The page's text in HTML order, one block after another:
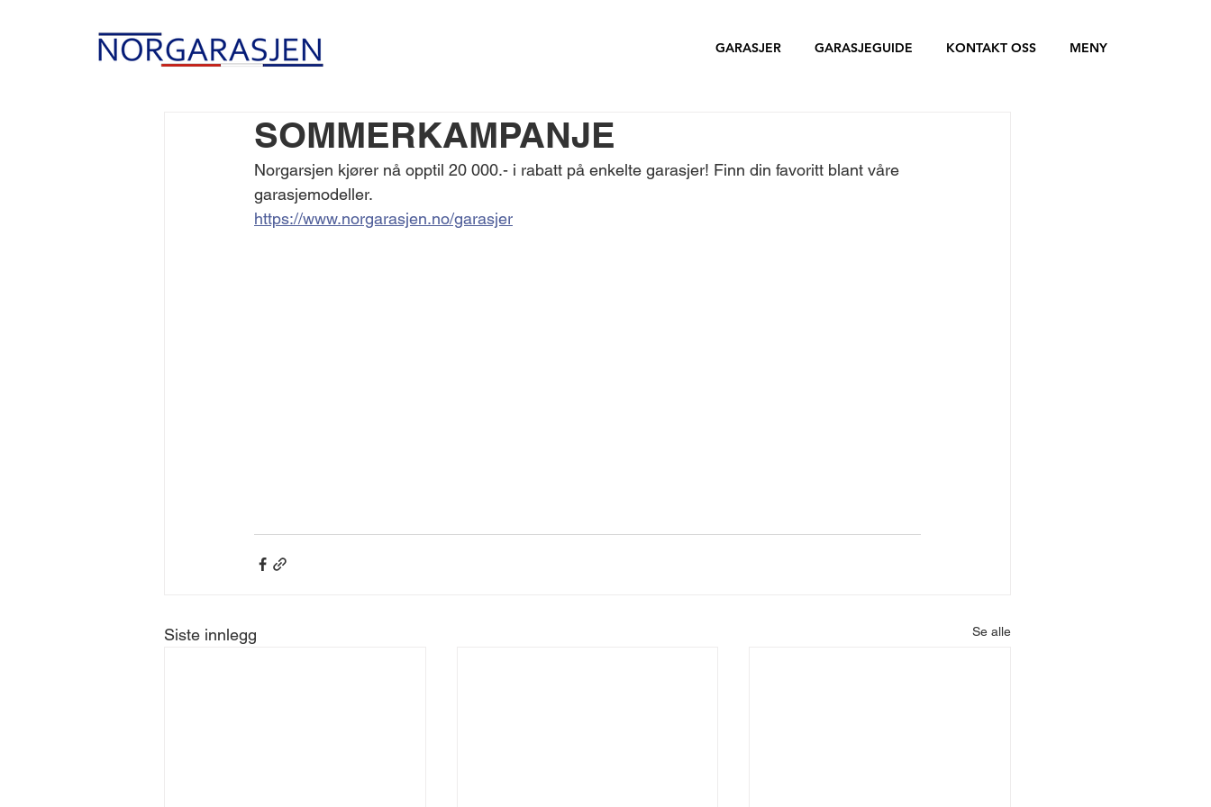
GARASJER GARASJEGUIDE KONTAKT OSS MENY
SOMMERKAMPANJE
Norgarsjen kjører nå opptil 20 000.- i rabatt på enkelte garasjer! Finn din favoritt blant våre
garasjemodeller.
https://www.norgarasjen.no/garasjer
Siste innlegg Se alle